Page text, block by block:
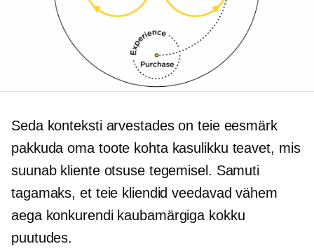
Seda konteksti arvestades on teie eesmärk
pakkuda oma toote kohta kasulikku teavet, mis
suunab kliente otsuse tegemisel. Samuti
tagamaks, et teie kliendid veedavad vähem
aega konkurendi kaubamärgiga kokku
puutudes.